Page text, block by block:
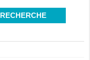
RECHERCHE